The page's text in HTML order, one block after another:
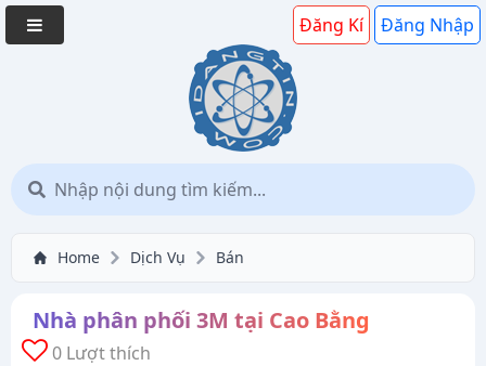
Đăng Kí Đăng Nhập
Home Dịch Vụ Bán
Nhà phân phối 3M tại Cao Bằng
0 Lượt thích